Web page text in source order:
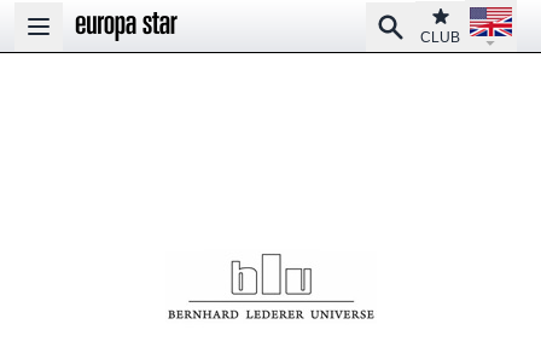
Open main menu
SearchClub
CLUB
Open